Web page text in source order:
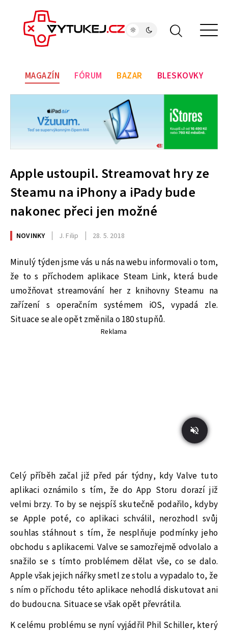
MAGAZÍN FÓRUM BAZAR BLESKOVKY
Apple ustoupil. Streamovat hry ze
Steamu na iPhony a iPady bude
nakonec přeci jen možné
NOVINKY J. Filip 28. 5. 2018
Minulý týden jsme vás u nás na webu informovali o tom,
že to s příchodem aplikace Steam Link, která bude
umožňovat streamování her z knihovny Steamu na
zařízení s operačním systémem iOS, vypadá zle.
Situace se ale opět změnila o 180 stupňů.
Reklama
Celý příběh začal již před pár týdny, kdy Valve tuto
aplikaci oznámilo s tím, že do App Storu dorazí již
velmi brzy. To by se nejspíš skutečně podařilo, kdyby
se Apple poté, co aplikaci schválil, nerozhodl svůj
souhlas stáhnout s tím, že nesplňuje podmínky jeho
obchodu s aplikacemi. Valve se samozřejmě odvolalo a
snažilo se s tímto problémem dělat vše, co se dalo.
Apple však jejich nářky smetl ze stolu a vypadalo to, že
s ním o příchodu této aplikace nehodlá diskutovat ani
do budoucna. Situace se však opět převrátila.
K celému problému se nyní vyjádřil Phil Schiller, který